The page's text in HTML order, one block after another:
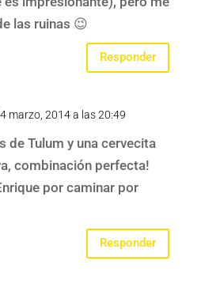
las ruinas 😉
Responder
marzo, 2014 a las 20:49
de Tulum y una cervecita
combinación perfecta!
por caminar por
Responder